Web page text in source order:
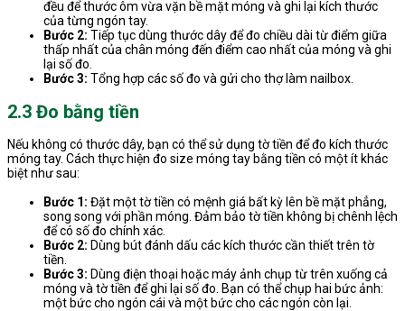
đều để thước ôm vừa vặn bề mặt móng và ghi lại kích thước
của từng ngón tay.
Bước 2: Tiếp tục dùng thước dây để đo chiều dài từ điểm giữa
thấp nhất của chân móng đến điểm cao nhất của móng và ghi
lại số đo.
Bước 3: Tổng hợp các số đo và gửi cho thợ làm nailbox.
2.3 Đo bằng tiền
Nếu không có thước dây, bạn có thể sử dụng tờ tiền để đo kích thước
móng tay. Cách thực hiện đo size móng tay bằng tiền có một ít khác
biệt như sau:
Bước 1: Đặt một tờ tiền có mệnh giá bất kỳ lên bề mặt phẳng,
song song với phần móng. Đảm bảo tờ tiền không bị chênh lệch
để có số đo chính xác.
Bước 2: Dùng bút đánh dấu các kích thước cần thiết trên tờ
tiền.
Bước 3: Dùng điện thoại hoặc máy ảnh chụp từ trên xuống cả
móng và tờ tiền để ghi lại số đo. Bạn có thể chụp hai bức ảnh:
một bức cho ngón cái và một bức cho các ngón còn lại.